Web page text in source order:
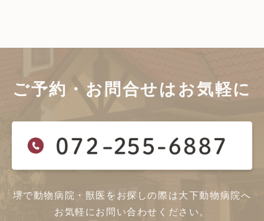
ご予約・お問合せは お気軽に
堺で動物病院・獣医をお探しの際は大下動物病院へ
お気軽にお問い合わせください。